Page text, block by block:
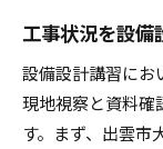
工事状況を設備
設備設計講習にお
現地視察と資料確
す。まず、出雲市